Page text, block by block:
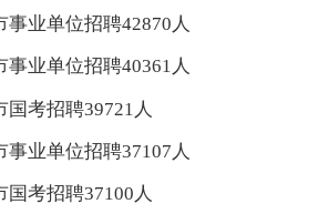
事业单位招聘42870人
事业单位招聘40361人
国考招聘39721人
事业单位招聘37107人
国考招聘37100人